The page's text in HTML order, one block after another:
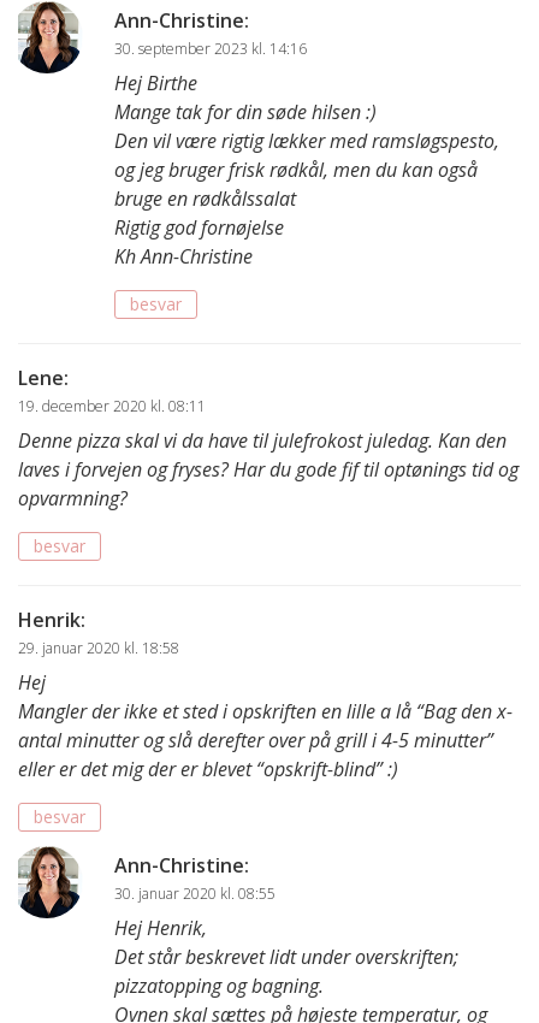
Ann-Christine:
30. september 2023 kl. 14:16
Hej Birthe
Mange tak for din søde hilsen :)
Den vil være rigtig lækker med ramsløgspesto,
og jeg bruger frisk rødkål, men du kan også
bruge en rødkålssalat
Rigtig god fornøjelse
Kh Ann-Christine
besvar
Lene:
19. december 2020 kl. 08:11
Denne pizza skal vi da have til julefrokost juledag. Kan den
laves i forvejen og fryses? Har du gode fif til optønings tid og
opvarmning?
besvar
Henrik:
29. januar 2020 kl. 18:58
Hej
Mangler der ikke et sted i opskriften en lille a lå “Bag den x-
antal minutter og slå derefter over på grill i 4-5 minutter”
eller er det mig der er blevet “opskrift-blind” :)
besvar
Ann-Christine:
30. januar 2020 kl. 08:55
Hej Henrik,
Det står beskrevet lidt under overskriften;
pizzatopping og bagning.
Ovnen skal sættes på højeste temperatur, og